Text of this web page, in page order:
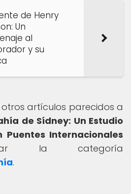
de Henry
Un
al
y su
otros artículos parecidos a
de Sídney: Un Estudio
Puentes Internacionales
la categoría
.